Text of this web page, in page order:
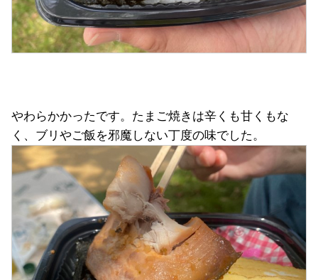
やわらかかったです。たまご焼きは辛くも甘くもな
く、ブリやご飯を邪魔しない丁度の味でした。